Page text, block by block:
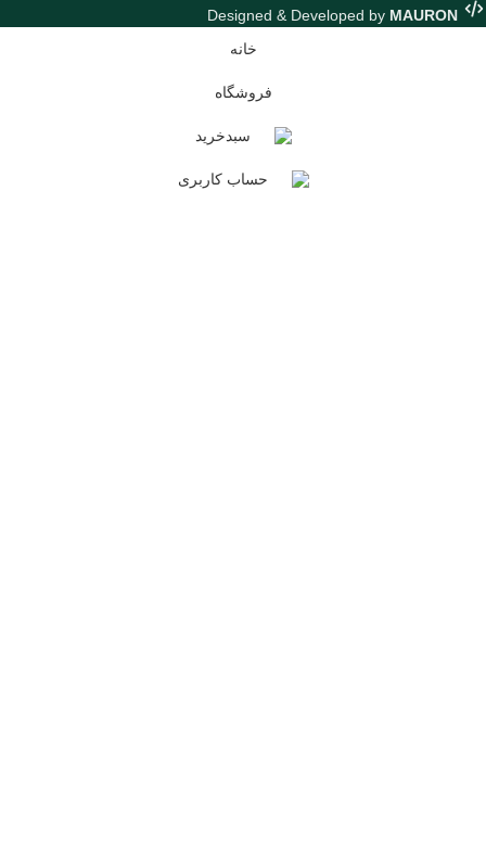
Designed & Developed by MAURON
خانه
فروشگاه
سبدخرید
حساب کاربری